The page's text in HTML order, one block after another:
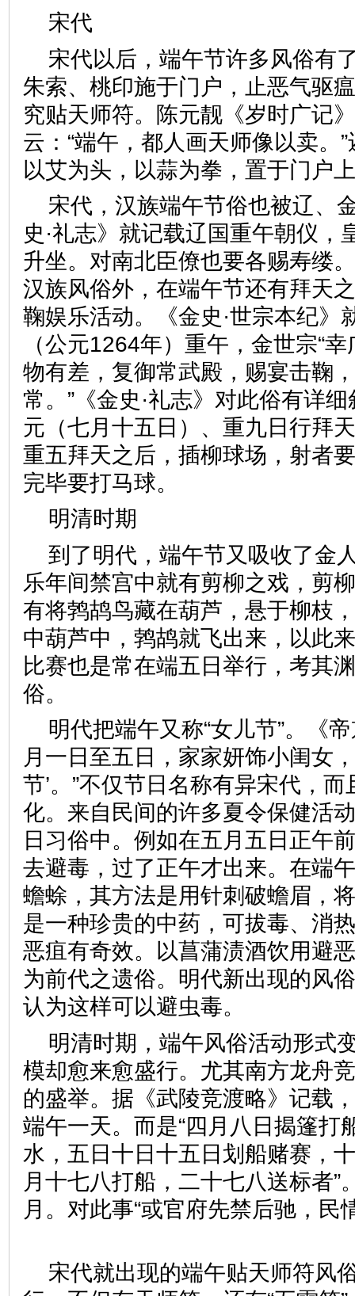
宋代
宋代以后，端午节许多风俗有
朱索、桃印施于门户，止恶气驱
究贴天师符。陈元靓《岁时广记
云：“端午，都人画天师像以卖。
以艾为头，以蒜为拳，置于门
宋代，汉族端午节俗也被辽、
史·礼志》就记载辽国重午朝仪，
升坐。对南北臣僚也要各赐寿缕
汉族风俗外，在端午节还有拜天
鞠娱乐活动。《金史·世宗本纪》
（公元1264年）重午，金世宗“
物有差，复御常武殿，赐宴击鞠
常。”《金史·礼志》对此俗有详
元（七月十五日）、重九日行拜
重五拜天之后，插柳球场，射者
完毕要打马球。
明清时期
到了明代，端午节又吸收了金
乐年间禁宫中就有剪柳之戏，剪
有将鹁鸪鸟藏在葫芦，悬于柳枝
中葫芦中，鹁鸪就飞出来，以此
比赛也是常在端五日举行，考其
俗。
明代把端午又称“女儿节”。《
月一日至五日，家家妍饰小闺女
节’。”不仅节日名称有异宋代，
化。来自民间的许多夏令保健活
日习俗中。例如在五月五日正午
去避毒，过了正午才出来。在端
蟾蜍，其方法是用针刺破蟾眉，
是一种珍贵的中药，可拔毒、消
恶疽有奇效。以菖蒲渍酒饮用避
为前代之遗俗。明代新出现的风
认为这样可以避虫毒。
明清时期，端午风俗活动形式
模却愈来愈盛行。尤其南方龙舟
的盛举。据《武陵竞渡略》记载
端午一天。而是“四月八日揭篷打
水，五日十日十五日划船赌赛，
月十七八打船，二十七八送标者”
月。对此事“或官府先禁后驰，
宋代就出现的端午贴天师符风